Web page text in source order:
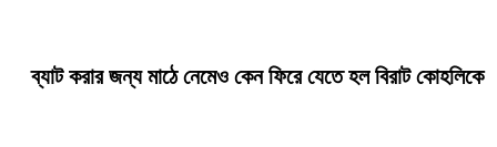
ব্যাট করার জন্য মাঠে নেমেও কেন ফিরে যেতে হল বিরাট কোহলিকে